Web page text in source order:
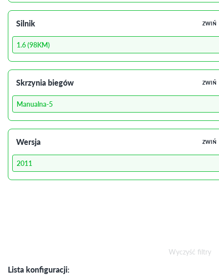
Silnik ZWIŃ
1.6 (98KM)
Skrzynia biegów ZWIŃ
Manualna-5
Wersja ZWIŃ
2011
Wyczyść filtry
Lista konfiguracji: